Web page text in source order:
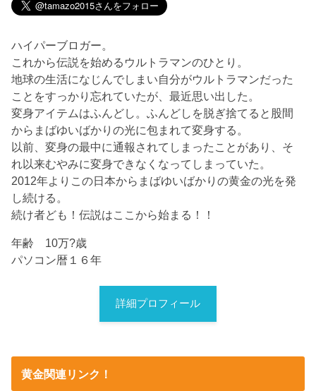
ハイパーブロガー。
これから伝説を始めるウルトラマンのひとり。
地球の生活になじんでしまい自分がウルトラマンだった
ことをすっかり忘れていたが、最近思い出した。
変身アイテムはふんどし。ふんどしを脱ぎ捨てると股間
からまばゆいばかりの光に包まれて変身する。
以前、変身の最中に通報されてしまったことがあり、そ
れ以来むやみに変身できなくなってしまっていた。
2012年よりこの日本からまばゆいばかりの黄金の光を発
し続ける。
続け者ども！伝説はここから始まる！！
年齢 10万?歳
パソコン暦１６年
詳細プロフィール
黄金関連リンク！